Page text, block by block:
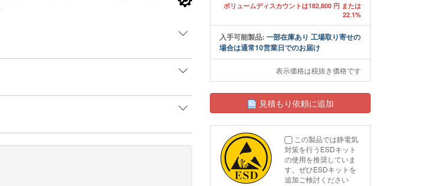
ボリュームディスカウントは182,800 円 または
22.1%
入手可能製品: 一部在庫あり 工場取り寄せの
場合は通常10営業日でのお届け
表示価格は税抜き価格です
見積もり依頼に追加
この製品では静電気
対策を行うESDキット
の使用を推奨していま
す。ぜひESDキットを
追加ご検討ください